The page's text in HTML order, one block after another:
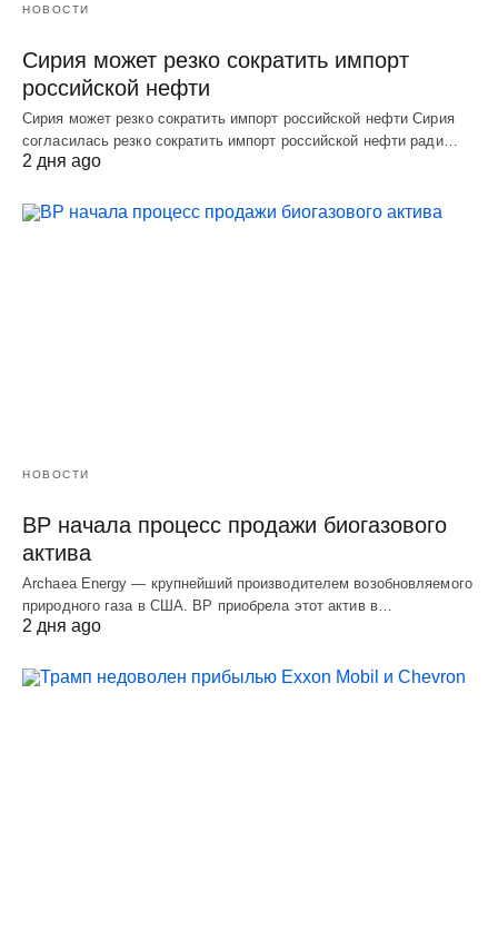
НОВОСТИ
Сирия может резко сократить импорт
российской нефти
Сирия может резко сократить импорт российской нефти Сирия
согласилась резко сократить импорт российской нефти ради…
2 дня ago
НОВОСТИ
BP начала процесс продажи биогазового
актива
Archaea Energy — крупнейший производителем возобновляемого
природного газа в США. BP приобрела этот актив в…
2 дня ago